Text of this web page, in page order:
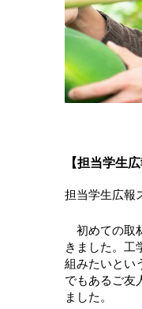
【担当学生
担当学生広
初めての取
きました。工
組みたいとい
でもあるご友
ました。